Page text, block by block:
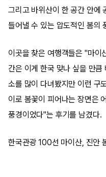
그리고 바위산이 한 공간 안에
들어낼 수 있는 압도적인 봄의
이곳을 찾은 여행객들은 "마이
간은 이게 한국 맞나 싶을 만
소를 많이 다녀봤지만 이런 구
이로 봄꽃이 피어나는 장면은
풍경이었다"는 후기를 남겼다.
한국관광 100선 마이산, 진안